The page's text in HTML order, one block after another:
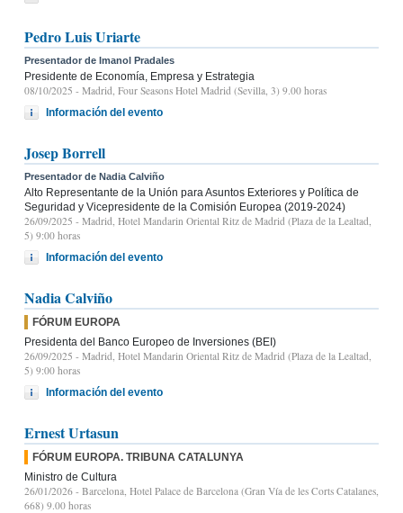
Pedro Luis Uriarte
Presentador de Imanol Pradales
Presidente de Economía, Empresa y Estrategia
08/10/2025 - Madrid, Four Seasons Hotel Madrid (Sevilla, 3) 9.00 horas
Información del evento
Josep Borrell
Presentador de Nadia Calviño
Alto Representante de la Unión para Asuntos Exteriores y Política de
Seguridad y Vicepresidente de la Comisión Europea (2019-2024)
26/09/2025 - Madrid, Hotel Mandarin Oriental Ritz de Madrid (Plaza de la Lealtad,
5) 9:00 horas
Información del evento
Nadia Calviño
FÓRUM EUROPA
Presidenta del Banco Europeo de Inversiones (BEI)
26/09/2025 - Madrid, Hotel Mandarin Oriental Ritz de Madrid (Plaza de la Lealtad,
5) 9:00 horas
Información del evento
Ernest Urtasun
FÓRUM EUROPA. TRIBUNA CATALUNYA
Ministro de Cultura
26/01/2026 - Barcelona, Hotel Palace de Barcelona (Gran Vía de les Corts Catalanes,
668) 9.00 horas